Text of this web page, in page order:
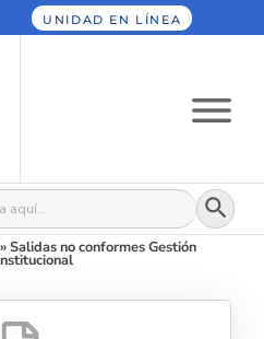
UNIDAD EN LÍNEA
Botón
»Salidas no conformes Gestión